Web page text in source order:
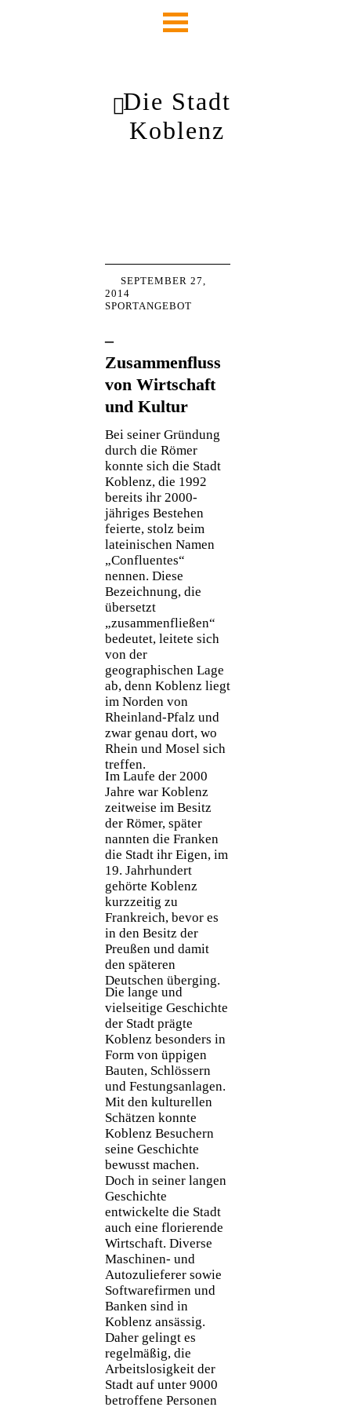
Die Stadt
Koblenz
SEPTEMBER 27,
2014
SPORTANGEBOT
–
Zusammenfluss
von Wirtschaft
und Kultur
Bei seiner Gründung
durch die Römer
konnte sich die Stadt
Koblenz, die 1992
bereits ihr 2000-
jähriges Bestehen
feierte, stolz beim
lateinischen Namen
„Confluentes“
nennen. Diese
Bezeichnung, die
übersetzt
„zusammenfließen“
bedeutet, leitete sich
von der
geographischen Lage
ab, denn Koblenz liegt
im Norden von
Rheinland-Pfalz und
zwar genau dort, wo
Rhein und Mosel sich
treffen.
Im Laufe der 2000
Jahre war Koblenz
zeitweise im Besitz
der Römer, später
nannten die Franken
die Stadt ihr Eigen, im
19. Jahrhundert
gehörte Koblenz
kurzzeitig zu
Frankreich, bevor es
in den Besitz der
Preußen und damit
den späteren
Deutschen überging.
Die lange und
vielseitige Geschichte
der Stadt prägte
Koblenz besonders in
Form von üppigen
Bauten, Schlössern
und Festungsanlagen.
Mit den kulturellen
Schätzen konnte
Koblenz Besuchern
seine Geschichte
bewusst machen.
Doch in seiner langen
Geschichte
entwickelte die Stadt
auch eine florierende
Wirtschaft. Diverse
Maschinen- und
Autozulieferer sowie
Softwarefirmen und
Banken sind in
Koblenz ansässig.
Daher gelingt es
regelmäßig, die
Arbeitslosigkeit der
Stadt auf unter 9000
betroffene Personen